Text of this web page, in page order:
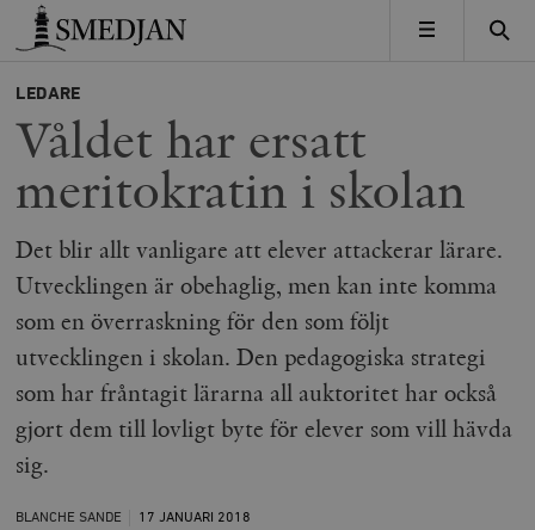
Timbro
MENY
LEDARE
Våldet har ersatt
meritokratin i skolan
Det blir allt vanligare att elever attackerar lärare.
Utvecklingen är obehaglig, men kan inte komma
som en överraskning för den som följt
utvecklingen i skolan. Den pedagogiska strategi
som har fråntagit lärarna all auktoritet har också
gjort dem till lovligt byte för elever som vill hävda
sig.
BLANCHE SANDE 17 JANUARI 2018